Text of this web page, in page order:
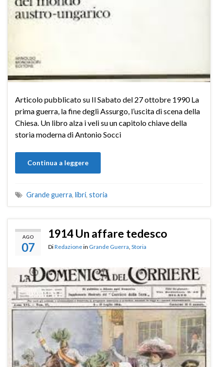
Articolo pubblicato su Il Sabato del 27 ottobre 1990 La
prima guerra, la fine degli Assurgo, l’uscita di scena della
Chiesa. Un libro alza i veli su un capitolo chiave della
storia moderna di Antonio Socci
Continua a leggere
Grande guerra, libri, storia
AGO
07
1914 Un affare tedesco
DiRedazionein Grande Guerra Storia